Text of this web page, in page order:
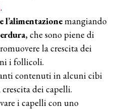
.
l’alimentazionemangiando
, che sono piene di
la crescita dei
i follicoli.
contenuti in alcuni cibi
dei capelli.
i capelli con uno
BOLOGNA
Bologna
&
2022: I